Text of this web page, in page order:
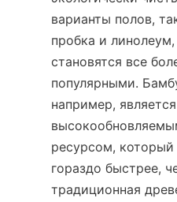
варианты полов,
пробка и линолеум,
становятся все
популярными.
например, является
ресурсом, который
гораздо быстрее,
традиционная